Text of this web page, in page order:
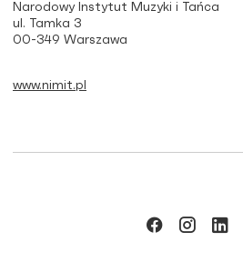
Narodowy Instytut Muzyki i Tańca
ul. Tamka 3
00-349 Warszawa
www.nimit.pl